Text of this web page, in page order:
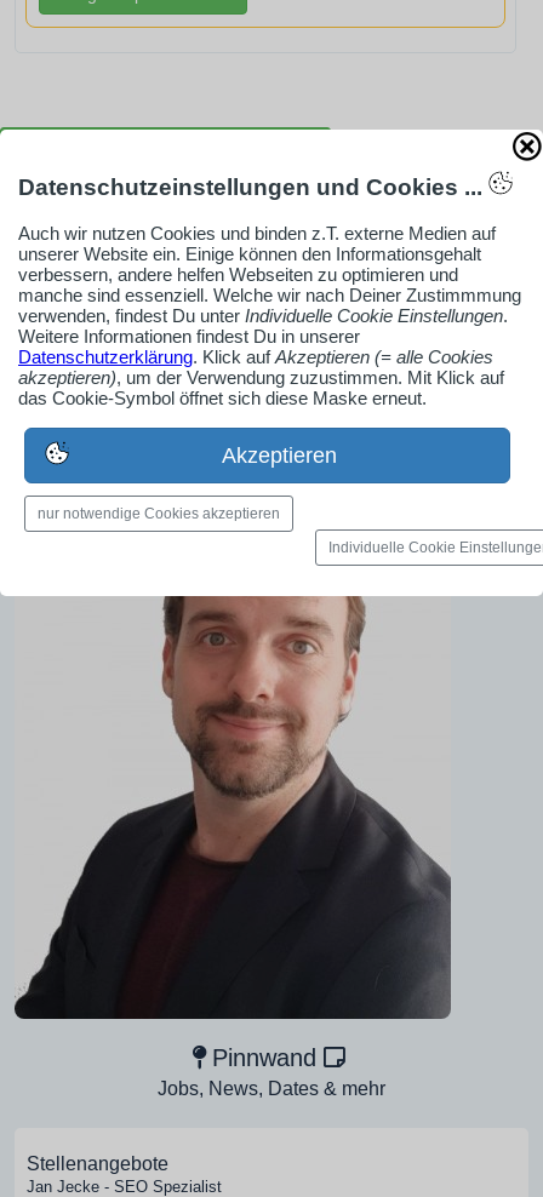
Ob Solo-Selbsständiger, Handwerksbetrieb oder
Industrieunternehmen
Erstelle jetzt ein gratis Firmenprofil für dein Unternehmen:
jetzt registrieren
Bilder, PDFs, Audio, Video
Pinnwand
Jobs, News, Dates & mehr
Stellenangebote
Jan Jecke - SEO Spezialist
Datenschutzeinstellungen und Cookies ...
Auch wir nutzen Cookies und binden z.T. externe Medien auf
unserer Website ein. Einige können den Informationsgehalt
verbessern, andere helfen Webseiten zu optimieren und
manche sind essenziell. Welche wir nach Deiner Zustimmmung
verwenden, findest Du unter Individuelle Cookie Einstellungen.
Weitere Informationen findest Du in unserer
Datenschutzerklärung. Klick aufAkzeptieren (= alle Cookies
akzeptieren), um der Verwendung zuzustimmen. Mit Klick auf
das Cookie-Symbol öffnet sich diese Maske erneut.
Akzeptieren
nur notwendige Cookies akzeptieren
Individuelle Cookie